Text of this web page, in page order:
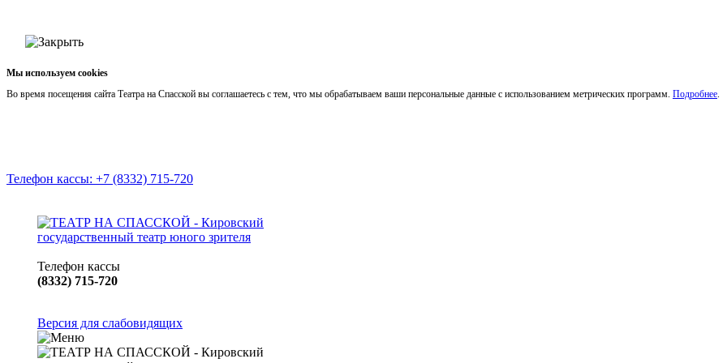
Мы используем cookies
Во время посещения сайта Театра на Спасской вы соглашаетесь с тем, что мы обрабатываем ваши персональные данные с использованием метрических программ. Подробнее.
Телефон кассы: +7 (8332) 715-720
Телефон кассы
(8332) 715-720
Версия для слабовидящих